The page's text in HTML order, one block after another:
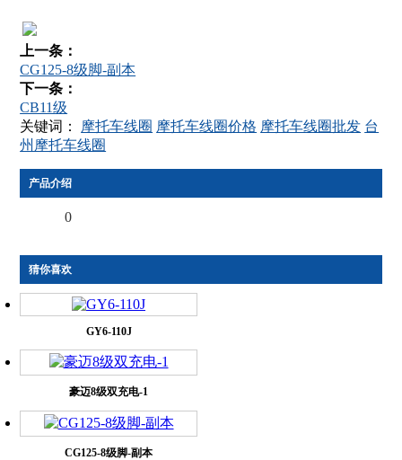
上一条：
CG125-8级脚-副本
下一条：
CB11级
关键词：
摩托车线圈 摩托车线圈价格 摩托车线圈批发 台
州摩托车线圈
产品介绍
0
猜你喜欢
GY6-110J
豪迈8级双充电-1
CG125-8级脚-副本